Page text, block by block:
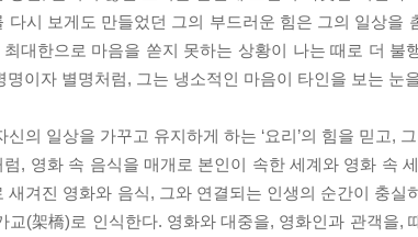
다시 보게도 만들었던 그의 부드러운 힘은 그의 일상
최대한으로 마음을 쏟지 못하는 상황이 나는 때로 더 불
명이자 별명처럼, 그는 냉소적인 마음이 타인을 보는
신의 일상을 가꾸고 유지하게 하는 ‘요리’의 힘을 믿고,
럼, 영화 속 음식을 매개로 본인이 속한 세계와 영화 속
새겨진 영화와 음식, 그와 연결되는 인생의 순간이 충
교(架橋)로 인식한다. 영화와 대중을, 영화인과 관객을,